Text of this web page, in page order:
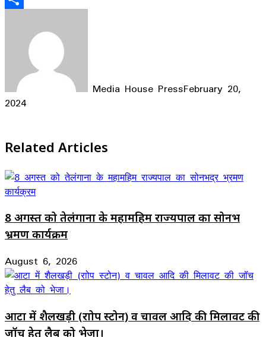
Media House PressFebruary 20,
2024
Related Articles
8 अगस्त को तेलंगाना के महामहिम राज्यपाल का सोनभद्र
भ्रमण कार्यक्रम
August 6, 2026
आटा में शैलखड़ी (राोप स्टोन) व चावल आदि की मिलावट की
जॉच हेतु लैब को भेजा।